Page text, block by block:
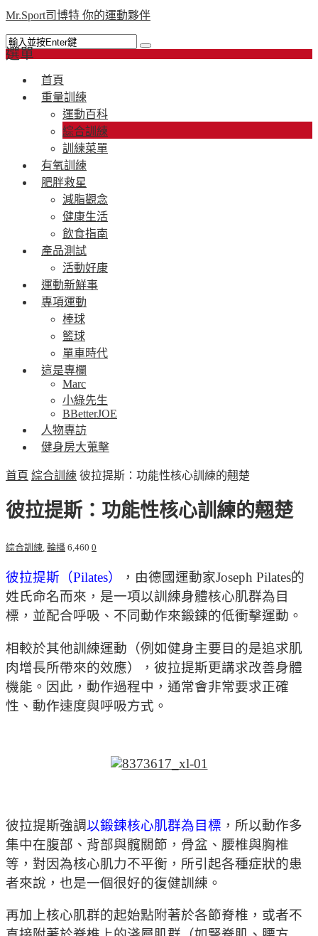
Mr.Sport司博特 你的運動夥伴
選單
首頁
重量訓練
運動百科
綜合訓練
訓練菜單
有氧訓練
肥胖救星
減脂觀念
健康生活
飲食指南
產品測試
活動好康
運動新鮮事
專項運動
棒球
籃球
單車時代
這是專欄
Marc
小綠先生
BBetterJOE
人物專訪
健身房大蒐擊
首頁 綜合訓練 彼拉提斯：功能性核心訓練的翹楚
彼拉提斯：功能性核心訓練的翹楚
綜合訓練 輪播 6,460 0
彼拉提斯（Pilates）
，由德國運動家Joseph Pilates的
姓氏命名而來，是一項以訓練身體核心肌群為目
標，並配合呼吸、不同動作來鍛鍊的低衝擊運動。
相較於其他訓練運動（例如健身主要目的是追求肌
肉增長所帶來的效應），彼拉提斯更講求改善身體
機能。因此，動作過程中，通常會非常要求正確
性、動作速度與呼吸方式。
彼拉提斯強調以鍛鍊核心肌群為目標 ，所以動作多
集中在腹部、背部與髖關節，骨盆、腰椎與胸椎
等，對因為核心肌力不平衡，所引起各種症狀的患
者來說，也是一個很好的復健訓練。
再加上核心肌群的起始點附著於各節脊椎，或者不